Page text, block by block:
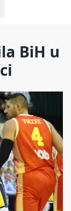
BiH u